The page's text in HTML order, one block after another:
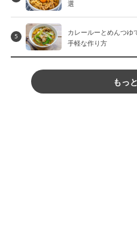
選
5
カレールーとめんつゆ
手軽な作り方
もっ